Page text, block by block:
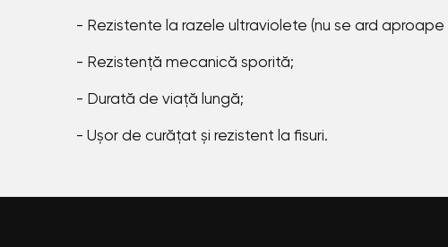
- Rezistente la razele ultraviolete (nu se ard
- Rezistență mecanică sporită;
- Durată de viață lungă;
- Ușor de curățat și rezistent la fisuri.